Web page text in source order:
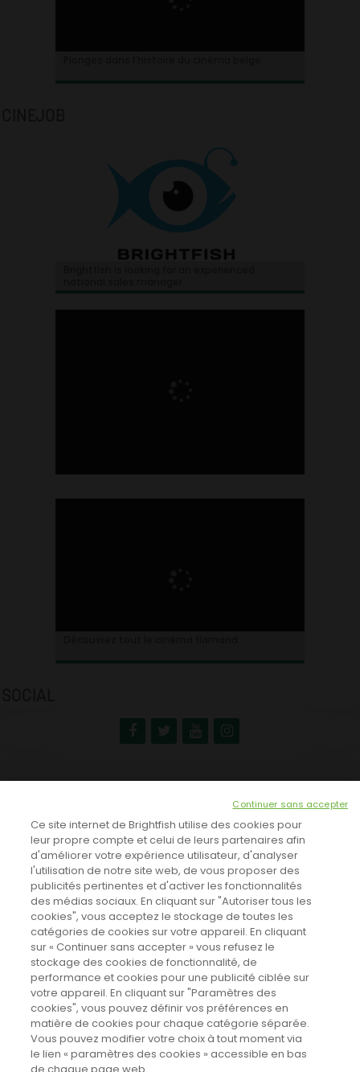
TOUTES LES NEWS
CINEVOX SUR FACEBOOK
Ce site internet de Brightfish utilise des cookies pour
leur propre compte et celui de leurs partenaires afin
d'améliorer votre expérience utilisateur, d'analyser
l'utilisation de notre site web, de vous proposer des
publicités pertinentes et d'activer les fonctionnalités
des médias sociaux. En cliquant sur "Autoriser tous les
cookies", vous acceptez le stockage de toutes les
catégories de cookies sur votre appareil. En cliquant
sur « Continuer sans accepter » vous refusez le
stockage des cookies de fonctionnalité, de
performance et cookies pour une publicité ciblée sur
votre appareil. En cliquant sur "Paramètres des
cookies", vous pouvez définir vos préférences en
matière de cookies pour chaque catégorie séparée.
Vous pouvez modifier votre choix à tout moment via
le lien « paramètres des cookies » accessible en bas
Continuer sans accepter